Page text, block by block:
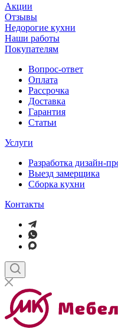
Акции
Отзывы
Недорогие кухни
Наши работы
Покупателям
Вопрос-ответ
Оплата
Рассрочка
Доставка
Гарантия
Статьи
Услуги
Разработка дизайн-
Выезд замерщика
Сборка кухни
Контакты